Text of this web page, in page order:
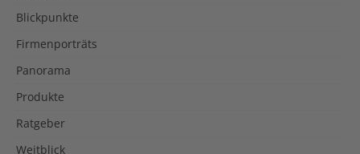
Blickpunkte
Firmenporträts
Panorama
Produkte
Ratgeber
Weitblick